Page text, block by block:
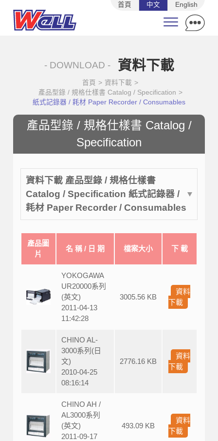
首頁 中文 English
- DOWNLOAD - 資料下載
首頁 > 資料下載 >
產品型錄 / 規格仕樣書 Catalog / Specification >
紙式記錄器 / 耗材 Paper Recorder / Consumables
產品型錄 / 規格仕樣書 Catalog /
Specification
資料下載 產品型錄 / 規格仕樣書
Catalog / Specification 紙式記錄器 /
耗材 Paper Recorder / Consumables
產品圖
片
名 稱 / 日 期 檔案大小 下 載
YOKOGAWA
UR20000系列
(英文)
2011-04-13
11:42:28
3005.56 KB
資料
下載
CHINO AL-
3000系列(日
文)
2010-04-25
08:16:14
2776.16 KB
資料
下載
CHINO AH /
AL3000系列
(英文)
2011-09-17
493.09 KB
資料
下載